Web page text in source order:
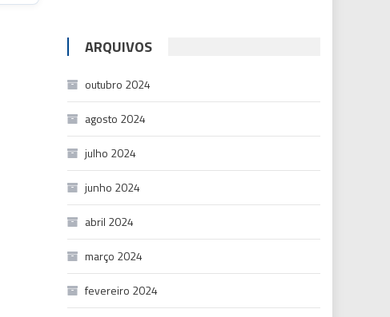
ARQUIVOS
outubro 2024
agosto 2024
julho 2024
junho 2024
abril 2024
março 2024
fevereiro 2024